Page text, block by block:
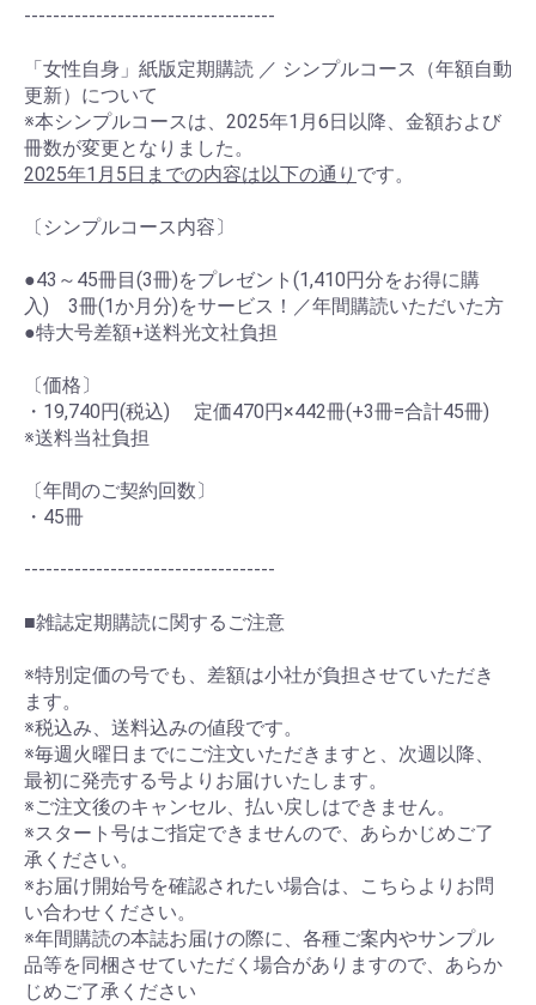
お買い物を続ける カートへ進む
-----------------------------------
「女性自身」紙版定期購読 ／ シンプルコース（年額自動
更新）について
※本シンプルコースは、2025年1月6日以降、金額および
冊数が変更となりました。
2025年1月5日までの内容は以下の通り です。
〔シンプルコース内容〕
●43～45冊目(3冊)をプレゼント(1,410円分をお得に購
入) 3冊(1か月分)をサービス！／年間購読いただいた方
●特大号差額+送料光文社負担
〔価格〕
・19,740円(税込) 定価470円×442冊(+3冊=合計45冊)
※送料当社負担
〔年間のご契約回数〕
・45冊
-----------------------------------
■雑誌定期購読に関するご注意
※特別定価の号でも、差額は小社が負担させていただき
ます。
※税込み、送料込みの値段です。
※毎週火曜日までにご注文いただきますと、次週以降、
最初に発売する号よりお届けいたします。
※ご注文後のキャンセル、払い戻しはできません。
※スタート号はご指定できませんので、あらかじめご了
承ください。
※お届け開始号を確認されたい場合は、こちらよりお問
い合わせください。
※年間購読の本誌お届けの際に、各種ご案内やサンプル
品等を同梱させていただく場合がありますので、あらか
じめご了承ください